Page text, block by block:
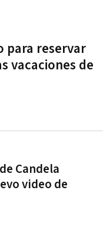
para reservar
vacaciones de
Candela
video de